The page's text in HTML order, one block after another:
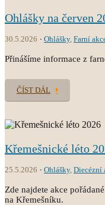
Ohlášky na červen
30.5.2026 Ohlášky, Farní
Přinášíme informace z
ČÍST DÁL
Křemešnické léto
25.5.2026 Ohlášky, Diecézní
Zde najdete akce
na Křemešníku.